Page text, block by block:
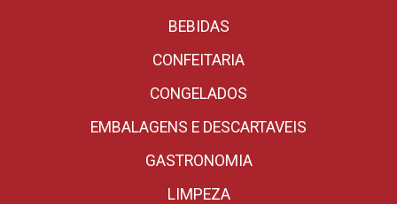
BEBIDAS
CONFEITARIA
CONGELADOS
EMBALAGENS E DESCARTAVEIS
GASTRONOMIA
LIMPEZA